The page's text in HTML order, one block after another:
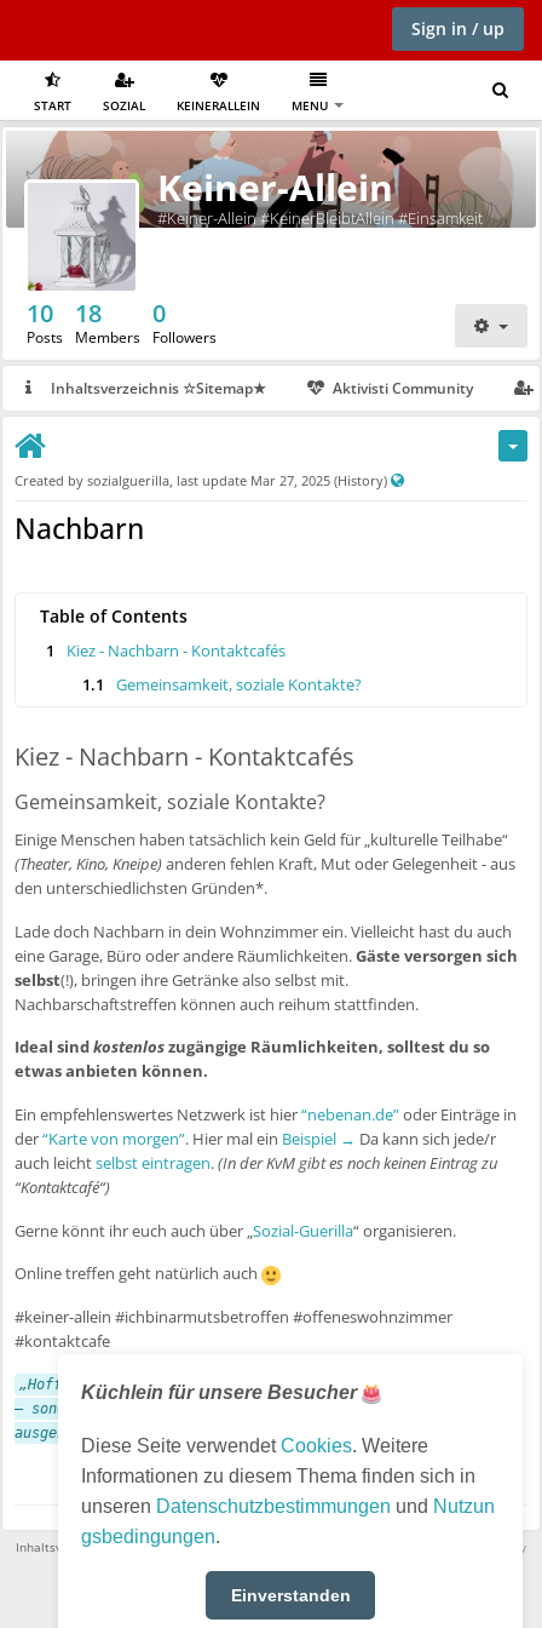
Küchlein für unsere Besucher
Diese Seite verwendetCookies. Weitere
Informationen zu diesem Thema finden sich in
unseren Datenschutzbestimmungen und Nutzun
gsbedingungen.
Einverstanden
Sign in / up
START SOZIAL KEINERALLEIN MENU
Keiner-Allein
#Keiner-Allein #KeinerBleibtAllein #Einsamkeit
10
Posts
18
Members
0
Followers
Inhaltsverzeichnis ☆Sitemap★ Aktivisti Community
Created by sozialguerilla, last update Mar 27, 2025 (History)
P
Nachbarn
Table of Contents
1
Kiez - Nachbarn - Kontaktcafés
1.1
Gemeinsamkeit, soziale Kontakte?
Kiez - Nachbarn - Kontaktcafés
Gemeinsamkeit, soziale Kontakte?
Einige Menschen haben tatsächlich kein Geld für „kulturelle Teilhabe“
(Theater, Kino, Kneipe)anderen fehlen Kraft, Mut oder Gelegenheit - aus
den unterschiedlichsten Gründen*.
Lade doch Nachbarn in dein Wohnzimmer ein. Vielleicht hast du auch
eine Garage, Büro oder andere Räumlichkeiten.Gäste versorgen sich
selbst(!), bringen ihre Getränke also selbst mit.
Nachbarschaftstreffen können auch reihum stattfinden.
Ideal sindkostenloszugängige Räumlichkeiten, solltest du so
etwas anbieten können.
Ein empfehlenswertes Netzwerk ist hier“nebenan.de”oder Einträge in
der“Karte von morgen”. Hier mal ein Beispiel → Da kann sich jede/r
auch leichtselbst eintragen.(In der KvM gibt es noch keinen Eintrag zu
“Kontaktcafé“)
Gerne könnt ihr euch auch über „ Sozial-Guerilla“ organisieren.
Online treffen geht natürlich auch
#keiner-allein #ichbinarmutsbetroffen #offeneswohnzimmer
#kontaktcafe
„Hoffnung ist nicht die Überzeugung, dass etwas gut ausgeht
– sondern die Gewissheit, dass etwas Sinn macht, egal wie es
ausgeht.“ (Vaclav Havel)
Inhaltsverzeichnis·Impressum·
· Powered by
HumHub
Choose language: English (US)